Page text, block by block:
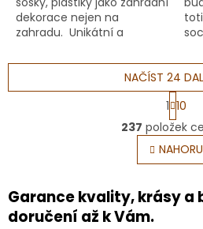
dekorace nejen na
zahradu. Unikátní a
pískovce. Objevte krásu a
duchovní atmosféru s n...
na
O
v
l
á
a
c
NAČÍST 24
S
t
r
á
n
k
v
á
1 10
237 položek
NAHORU
Garance kvality, krásy a
doručení až k Vám.